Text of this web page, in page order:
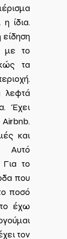
ίδια.
με το
τα
λεφτά
Έχει
Airbnb.
και
Αυτό
Για το
που
ποσό
έχω
τον